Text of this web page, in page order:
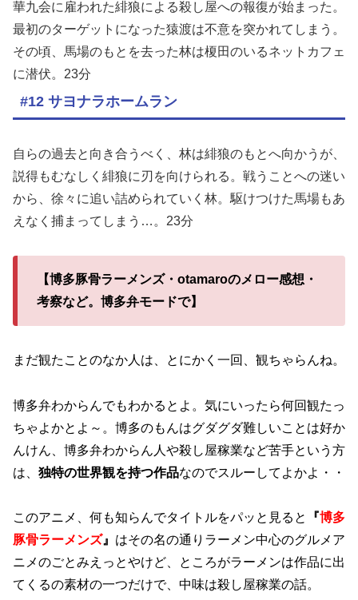
華九会に雇われた緋狼による殺し屋への報復が始まった。
最初のターゲットになった猿渡は不意を突かれてしまう。
その頃、馬場のもとを去った林は榎田のいるネットカフェ
に潜伏。23分
#12 サヨナラホームラン
自らの過去と向き合うべく、林は緋狼のもとへ向かうが、
説得もむなしく緋狼に刃を向けられる。戦うことへの迷い
から、徐々に追い詰められていく林。駆けつけた馬場もあ
えなく捕まってしまう…。23分
【博多豚骨ラーメンズ・otamaroのメロー感想・
考察など。博多弁モードで】
まだ観たことのなか人は、とにかく一回、観ちゃらんね。
博多弁わからんでもわかるとよ。気にいったら何回観たっ
ちゃよかとよ～。博多のもんはグダグダ難しいことは好か
んけん、博多弁わからん人や殺し屋稼業など苦手という方
は、 独特の世界観を持つ作品なのでスルーしてよかよ・・
このアニメ、何も知らんでタイトルをパッと見ると 『博多
豚骨ラーメンズ』 はその名の通りラーメン中心のグルメア
ニメのごとみえっとやけど、ところがラーメンは作品に出
てくるの素材の一つだけで、中味は殺し屋稼業の話。